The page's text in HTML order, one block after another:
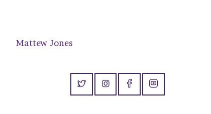
Mattew Jones